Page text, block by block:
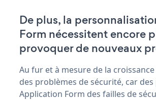
De plus, la
Form nécessitent encore
provoquer de nouveaux
Au fur et à mesure de la
des problèmes de sécurité, car
Application Form des failles de